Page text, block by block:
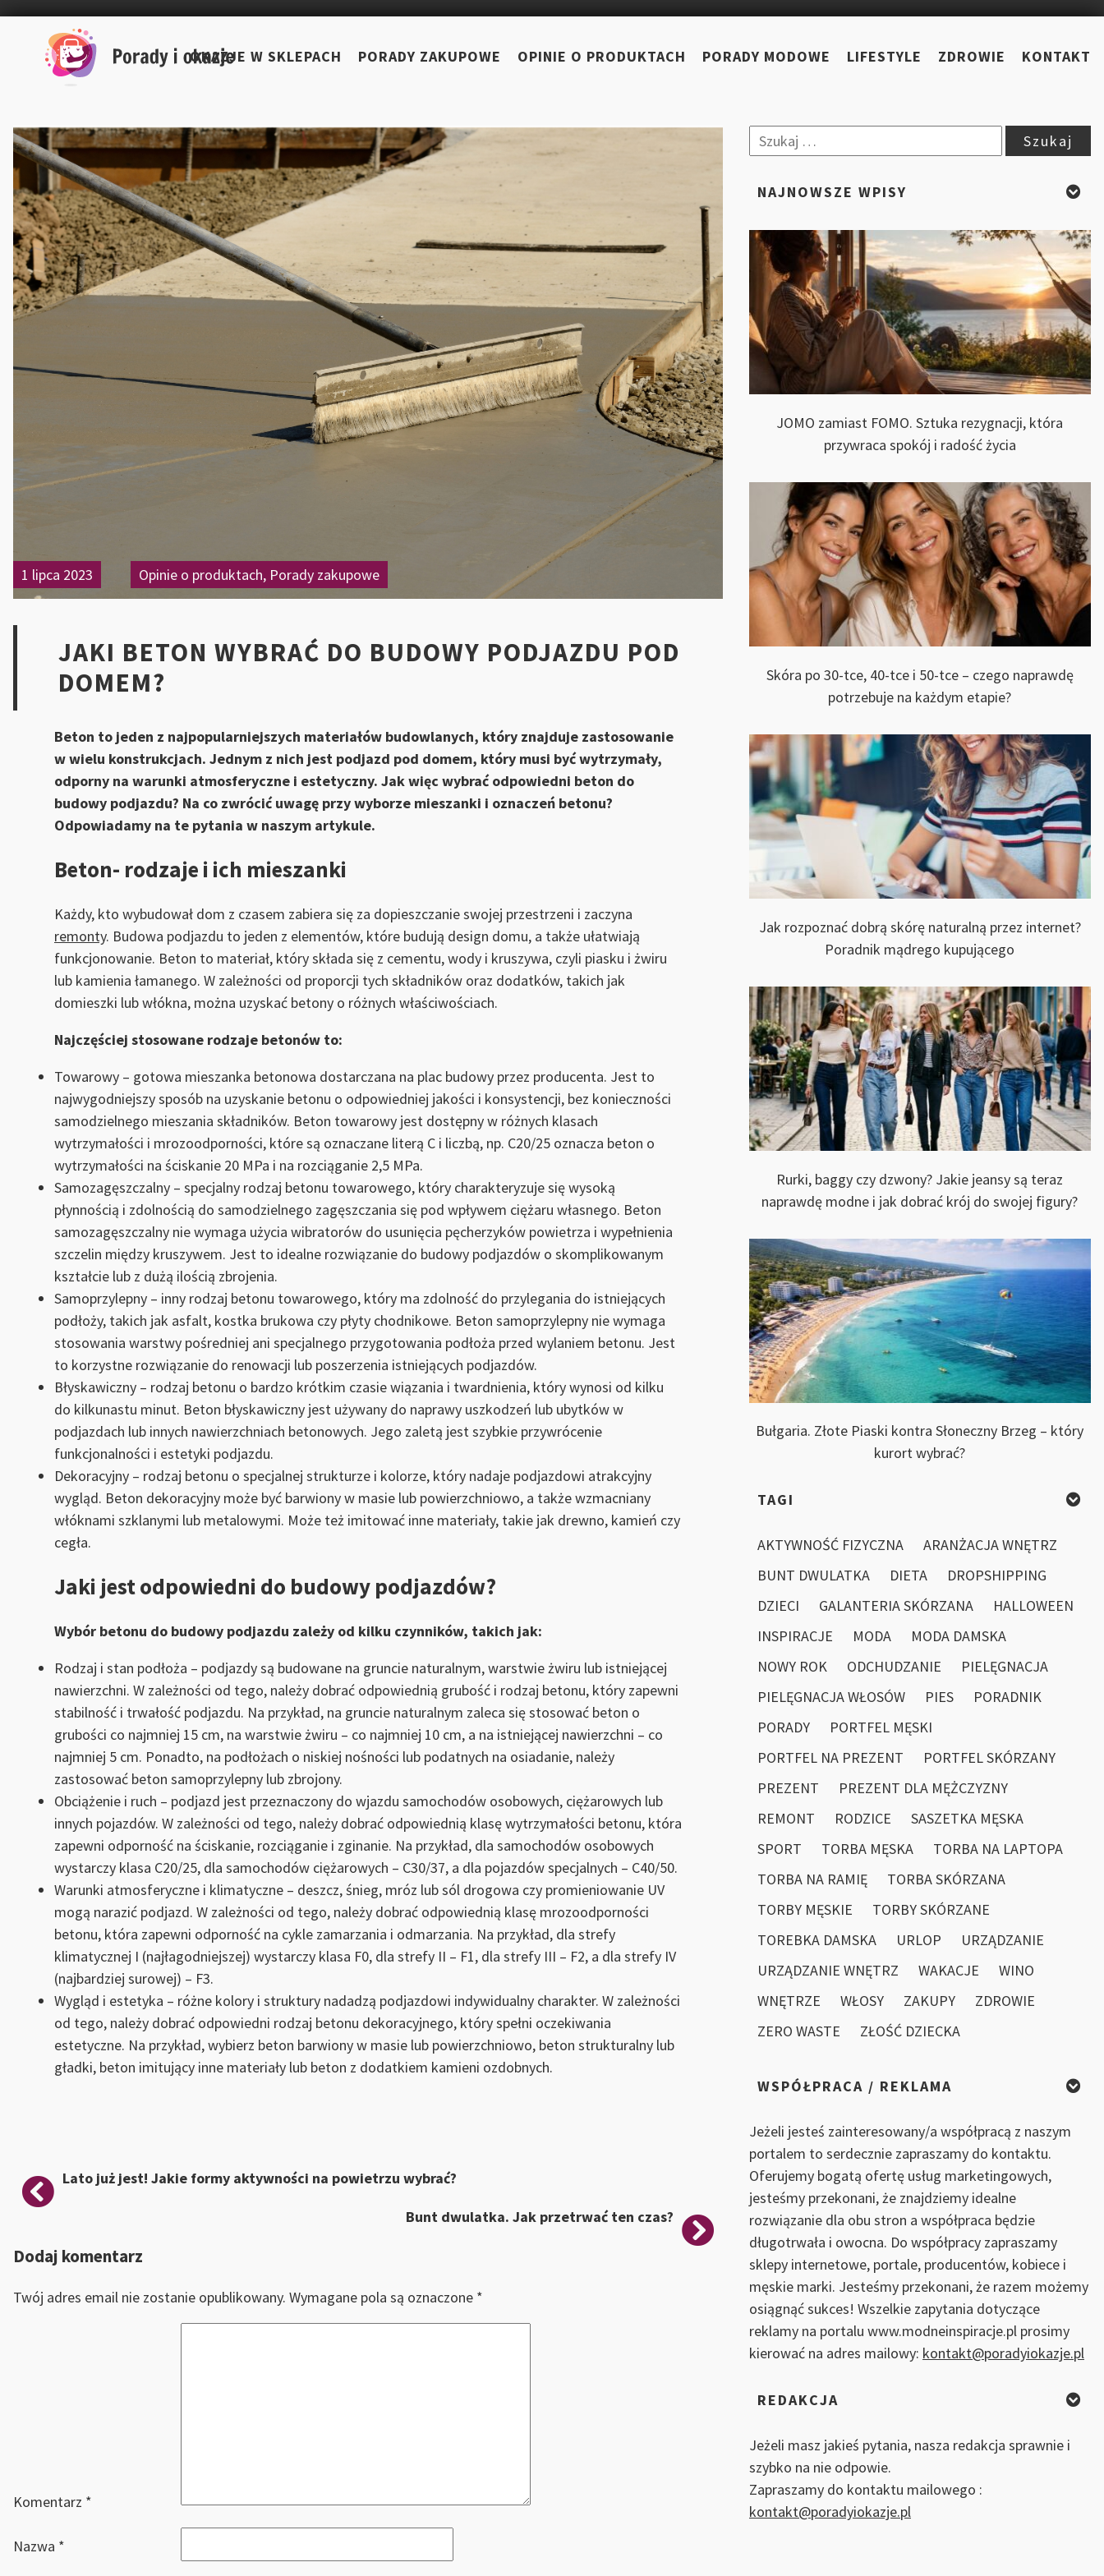
OKAZJE W SKLEPACH PORADY ZAKUPOWE OPINIE O PRODUKTACH PORADY MODOWE LIFESTYLE ZDROWIE KONTAKT
1 lipca 2023 Opinie o produktach, Porady zakupowe
JAKI BETON WYBRAĆ DO BUDOWY PODJAZDU POD
DOMEM?
Beton to jeden z najpopularniejszych materiałów budowlanych, który znajduje zastosowanie
w wielu konstrukcjach. Jednym z nich jest podjazd pod domem, który musi być wytrzymały,
odporny na warunki atmosferyczne i estetyczny. Jak więc wybrać odpowiedni beton do
budowy podjazdu? Na co zwrócić uwagę przy wyborze mieszanki i oznaczeń betonu?
Odpowiadamy na te pytania w naszym artykule.
Beton- rodzaje i ich mieszanki
Każdy, kto wybudował dom z czasem zabiera się za dopieszczanie swojej przestrzeni i zaczyna
remonty. Budowa podjazdu to jeden z elementów, które budują design domu, a także ułatwiają
funkcjonowanie. Beton to materiał, który składa się z cementu, wody i kruszywa, czyli piasku i żwiru
lub kamienia łamanego. W zależności od proporcji tych składników oraz dodatków, takich jak
domieszki lub włókna, można uzyskać betony o różnych właściwościach.
Najczęściej stosowane rodzaje betonów to:
Towarowy – gotowa mieszanka betonowa dostarczana na plac budowy przez producenta. Jest to
najwygodniejszy sposób na uzyskanie betonu o odpowiedniej jakości i konsystencji, bez konieczności
samodzielnego mieszania składników. Beton towarowy jest dostępny w różnych klasach
wytrzymałości i mrozoodporności, które są oznaczane literą C i liczbą, np. C20/25 oznacza beton o
wytrzymałości na ściskanie 20 MPa i na rozciąganie 2,5 MPa.
Samozagęszczalny – specjalny rodzaj betonu towarowego, który charakteryzuje się wysoką
płynnością i zdolnością do samodzielnego zagęszczania się pod wpływem ciężaru własnego. Beton
samozagęszczalny nie wymaga użycia wibratorów do usunięcia pęcherzyków powietrza i wypełnienia
szczelin między kruszywem. Jest to idealne rozwiązanie do budowy podjazdów o skomplikowanym
kształcie lub z dużą ilością zbrojenia.
Samoprzylepny – inny rodzaj betonu towarowego, który ma zdolność do przylegania do istniejących
podłoży, takich jak asfalt, kostka brukowa czy płyty chodnikowe. Beton samoprzylepny nie wymaga
stosowania warstwy pośredniej ani specjalnego przygotowania podłoża przed wylaniem betonu. Jest
to korzystne rozwiązanie do renowacji lub poszerzenia istniejących podjazdów.
Błyskawiczny – rodzaj betonu o bardzo krótkim czasie wiązania i twardnienia, który wynosi od kilku
do kilkunastu minut. Beton błyskawiczny jest używany do naprawy uszkodzeń lub ubytków w
podjazdach lub innych nawierzchniach betonowych. Jego zaletą jest szybkie przywrócenie
funkcjonalności i estetyki podjazdu.
Dekoracyjny – rodzaj betonu o specjalnej strukturze i kolorze, który nadaje podjazdowi atrakcyjny
wygląd. Beton dekoracyjny może być barwiony w masie lub powierzchniowo, a także wzmacniany
włóknami szklanymi lub metalowymi. Może też imitować inne materiały, takie jak drewno, kamień czy
cegła.
Jaki jest odpowiedni do budowy podjazdów?
Wybór betonu do budowy podjazdu zależy od kilku czynników, takich jak:
Rodzaj i stan podłoża – podjazdy są budowane na gruncie naturalnym, warstwie żwiru lub istniejącej
nawierzchni. W zależności od tego, należy dobrać odpowiednią grubość i rodzaj betonu, który zapewni
stabilność i trwałość podjazdu. Na przykład, na gruncie naturalnym zaleca się stosować beton o
grubości co najmniej 15 cm, na warstwie żwiru – co najmniej 10 cm, a na istniejącej nawierzchni – co
najmniej 5 cm. Ponadto, na podłożach o niskiej nośności lub podatnych na osiadanie, należy
zastosować beton samoprzylepny lub zbrojony.
Obciążenie i ruch – podjazd jest przeznaczony do wjazdu samochodów osobowych, ciężarowych lub
innych pojazdów. W zależności od tego, należy dobrać odpowiednią klasę wytrzymałości betonu, która
zapewni odporność na ściskanie, rozciąganie i zginanie. Na przykład, dla samochodów osobowych
wystarczy klasa C20/25, dla samochodów ciężarowych – C30/37, a dla pojazdów specjalnych – C40/50.
Warunki atmosferyczne i klimatyczne – deszcz, śnieg, mróz lub sól drogowa czy promieniowanie UV
mogą narazić podjazd. W zależności od tego, należy dobrać odpowiednią klasę mrozoodporności
betonu, która zapewni odporność na cykle zamarzania i odmarzania. Na przykład, dla strefy
klimatycznej I (najłagodniejszej) wystarczy klasa F0, dla strefy II – F1, dla strefy III – F2, a dla strefy IV
(najbardziej surowej) – F3.
Wygląd i estetyka – różne kolory i struktury nadadzą podjazdowi indywidualny charakter. W zależności
od tego, należy dobrać odpowiedni rodzaj betonu dekoracyjnego, który spełni oczekiwania
estetyczne. Na przykład, wybierz beton barwiony w masie lub powierzchniowo, beton strukturalny lub
gładki, beton imitujący inne materiały lub beton z dodatkiem kamieni ozdobnych.
Nawigacja
wpisu
Lato już jest! Jakie formy aktywności na powietrzu wybrać?
Bunt dwulatka. Jak przetrwać ten czas?
Dodaj komentarz
Twój adres email nie zostanie opublikowany. Wymagane pola są oznaczone *
Komentarz *
Nazwa *
Szukaj:
NAJNOWSZE WPISY
JOMO zamiast FOMO. Sztuka rezygnacji, która
przywraca spokój i radość życia
Skóra po 30-tce, 40-tce i 50-tce – czego naprawdę
potrzebuje na każdym etapie?
Jak rozpoznać dobrą skórę naturalną przez internet?
Poradnik mądrego kupującego
Rurki, baggy czy dzwony? Jakie jeansy są teraz
naprawdę modne i jak dobrać krój do swojej figury?
Bułgaria. Złote Piaski kontra Słoneczny Brzeg – który
kurort wybrać?
TAGI
AKTYWNOŚĆ FIZYCZNA
ARANŻACJA WNĘTRZ
BUNT DWULATKA
DIETA
DROPSHIPPING
DZIECI
GALANTERIA SKÓRZANA
HALLOWEEN
INSPIRACJE
MODA
MODA DAMSKA
NOWY ROK
ODCHUDZANIE
PIELĘGNACJA
PIELĘGNACJA WŁOSÓW
PIES
PORADNIK
PORADY
PORTFEL MĘSKI
PORTFEL NA PREZENT
PORTFEL SKÓRZANY
PREZENT
PREZENT DLA MĘŻCZYZNY
REMONT
RODZICE
SASZETKA MĘSKA
SPORT
TORBA MĘSKA
TORBA NA LAPTOPA
TORBA NA RAMIĘ
TORBA SKÓRZANA
TORBY MĘSKIE
TORBY SKÓRZANE
TOREBKA DAMSKA
URLOP
URZĄDZANIE
URZĄDZANIE WNĘTRZ
WAKACJE
WINO
WNĘTRZE
WŁOSY ZAKUPY
ZDROWIE
ZERO WASTE
ZŁOŚĆ DZIECKA
WSPÓŁPRACA / REKLAMA
Jeżeli jesteś zainteresowany/a współpracą z naszym
portalem to serdecznie zapraszamy do kontaktu.
Oferujemy bogatą ofertę usług marketingowych,
jesteśmy przekonani, że znajdziemy idealne
rozwiązanie dla obu stron a współpraca będzie
długotrwała i owocna. Do współpracy zapraszamy
sklepy internetowe, portale, producentów, kobiece i
męskie marki. Jesteśmy przekonani, że razem możemy
osiągnąć sukces! Wszelkie zapytania dotyczące
reklamy na portalu www.modneinspiracje.pl prosimy
kierować na adres mailowy: kontakt@poradyiokazje.pl
REDAKCJA
Jeżeli masz jakieś pytania, nasza redakcja sprawnie i
szybko na nie odpowie.
Zapraszamy do kontaktu mailowego :
kontakt@poradyiokazje.pl